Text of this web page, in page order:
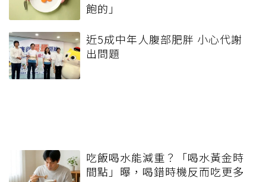
飽的」
近5成中年人腹部肥胖 小心代謝
出問題
吃飯喝水能減重？「喝水黃金時
間點」曝，喝錯時機反而吃更多